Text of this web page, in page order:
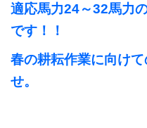
適応馬力24～32馬力
です！！
春の耕耘作業に向け
せ。